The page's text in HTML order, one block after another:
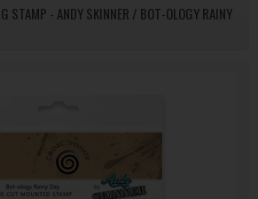
STAMP - ANDY SKINNER / BOT-OLOGY RAINY